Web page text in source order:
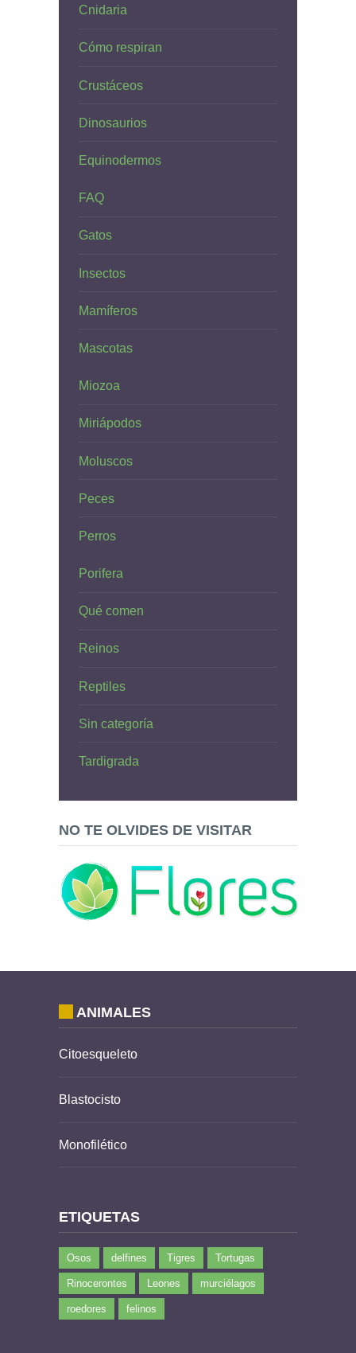
Cnidaria
Cómo respiran
Crustáceos
Dinosaurios
Equinodermos
FAQ
Gatos
Insectos
Mamíferos
Mascotas
Miozoa
Miriápodos
Moluscos
Peces
Perros
Porifera
Qué comen
Reinos
Reptiles
Sin categoría
Tardigrada
NO TE OLVIDES DE VISITAR
ANIMALES
Citoesqueleto
Blastocisto
Monofilético
ETIQUETAS
Osos delfines Tigres Tortugas
Rinocerontes Leones murciélagos
roedores felinos